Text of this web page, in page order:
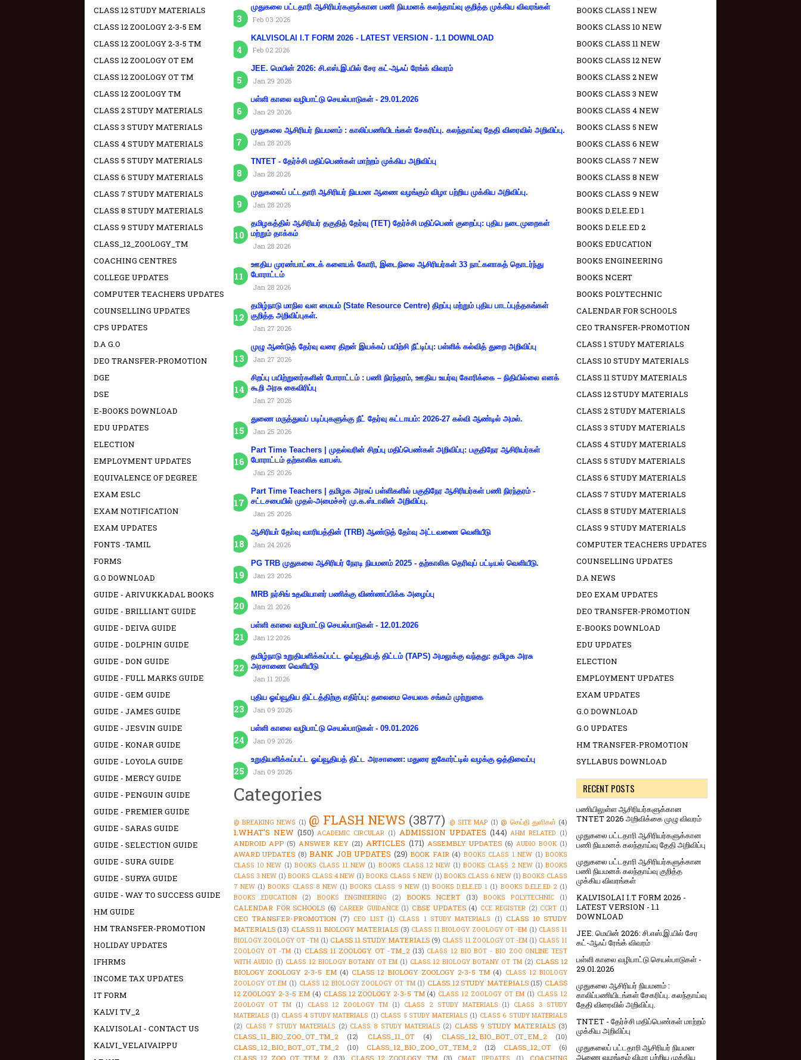
முதுகலை பட்டதாரி ஆசிரியர்களுக்கான பணி நியமனக் கலந்தாய்வு குறித்த முக்கிய விவரங்கள்
Feb 03 2026
KALVISOLAI I.T FORM 2026 - LATEST VERSION - 1.1 DOWNLOAD
Feb 02 2026
JEE. மெயின் 2026: சி.எஸ்.இ.யில் சேர கட்-ஆஃப் ரேங்க் விவரம்
Jan 29 2026
பள்ளி காலை வழிபாட்டு செயல்பாடுகள் - 29.01.2026
Jan 29 2026
முதுகலை ஆசிரியர் நியமனம் : காலிப்பணியிடங்கள் சேகரிப்பு. கலந்தாய்வு தேதி விரைவில் அறிவிப்பு.
Jan 28 2026
TNTET - தேர்ச்சி மதிப்பெண்கள் மாற்றம் முக்கிய அறிவிப்பு
Jan 28 2026
முதுகலைப் பட்டதாரி ஆசிரியர் நியமன ஆணை வழங்கும் விழா பற்றிய முக்கிய அறிவிப்பு.
Jan 28 2026
தமிழகத்தில் ஆசிரியர் தகுதித் தேர்வு (TET) தேர்ச்சி மதிப்பெண் குறைப்பு: புதிய நடைமுறைகள்
மற்றும் தாக்கம்
Jan 28 2026
ஊதிய முரண்பாட்டைக் களையக் கோரி, இடைநிலை ஆசிரியர்கள் 33 நாட்களாகத் தொடர்ந்து
போராட்டம்
Jan 28 2026
தமிழ்நாடு மாநில வள மையம் (State Resource Centre) திறப்பு மற்றும் புதிய பாடப்புத்தகங்கள்
குறித்த அறிவிப்புகள்.
Jan 27 2026
முழு ஆண்டுத் தேர்வு வரை திறன் இயக்கப் பயிற்சி நீட்டிப்பு: பள்ளிக் கல்வித் துறை அறிவிப்பு
Jan 27 2026
சிறப்பு பயிற்றுனர்களின் போராட்டம் : பணி நிரந்தரம், ஊதிய உயர்வு கோரிக்கை – நிதியில்லை எனக்
கூறி அரசு கைவிரிப்பு
Jan 27 2026
துணை மருத்துவப் படிப்புகளுக்கு நீட் தேர்வு கட்டாயம்: 2026-27 கல்வி ஆண்டில் அமல்.
Jan 25 2026
Part Time Teachers | முதல்வரின் சிறப்பு மதிப்பெண்கள் அறிவிப்பு: பகுதிநேர ஆசிரியர்கள்
போராட்டம் தற்காலிக வாபஸ்.
Jan 25 2026
Part Time Teachers | தமிழக அரசுப் பள்ளிகளில் பகுதிநேர ஆசிரியர்கள் பணி நிரந்தரம் -
சட்டசபையில் முதல்-அமைச்சர் மு.க.ஸ்டாலின் அறிவிப்பு.
Jan 25 2026
ஆசிரியா் தோ்வு வாரியத்தின் (TRB) ஆண்டுத் தோ்வு அட்டவணை வெளியீடு
Jan 24 2026
PG TRB முதுகலை ஆசிரியர் நேரடி நியமனம் 2025 - தற்காலிக தெரிவுப் பட்டியல் வெளியீடு.
Jan 23 2026
MRB நர்சிங் உதவியாளர் பணிக்கு விண்ணப்பிக்க அழைப்பு
Jan 21 2026
பள்ளி காலை வழிபாட்டு செயல்பாடுகள் - 12.01.2026
Jan 12 2026
தமிழ்நாடு உறுதியளிக்கப்பட்ட ஓய்வூதியத் திட்டம் (TAPS) அமலுக்கு வந்தது: தமிழக அரசு
அரசாணை வெளியீடு
Jan 11 2026
புதிய ஓய்வூதிய திட்டத்திற்கு எதிர்ப்பு: தலைமை செயலக சங்கம் முற்றுகை
Jan 09 2026
பள்ளி காலை வழிபாட்டு செயல்பாடுகள் - 09.01.2026
Jan 09 2026
உறுதியளிக்கப்பட்ட ஓய்வூதியத் திட்ட அரசாணை: மதுரை ஐகோர்ட்டில் வழக்கு ஒத்திவைப்பு
Jan 09 2026
Categories
@ BREAKING NEWS (1) @ FLASH NEWS (3877) @ SITE MAP (1) @ செய்தி துளிகள் (4)
1.WHAT'S NEW (150) ACADEMIC CIRCULAR (1) ADMISSION UPDATES (144) AHM RELATED (1)
ANDROID APP (5) ANSWER KEY (21) ARTICLES (171) ASSEMBLY UPDATES (6) AUDIO BOOK (1)
AWARD UPDATES (8) BANK JOB UPDATES (29) BOOK FAIR (4) BOOKS CLASS 1 NEW (1) BOOKS
CLASS 10 NEW (1) BOOKS CLASS 11 NEW (1) BOOKS CLASS 12 NEW (1) BOOKS CLASS 2 NEW (1) BOOKS
CLASS 3 NEW (1) BOOKS CLASS 4 NEW (1) BOOKS CLASS 5 NEW (1) BOOKS CLASS 6 NEW (1) BOOKS CLASS
7 NEW (1) BOOKS CLASS 8 NEW (1) BOOKS CLASS 9 NEW (1) BOOKS D.ELE.ED 1 (1) BOOKS D.ELE.ED 2 (1)
BOOKS EDUCATION
(2) BOOKS ENGINEERING (2) BOOKS NCERT (13) BOOKS POLYTECHNIC (1)
CALENDAR FOR SCHOOLS (6) CAREER GUIDANCE (1) CBSE UPDATES (4) CCE REGISTER (2) CCRT (1)
CEO TRANSFER-PROMOTION (7) CEO LIST (1) CLASS 1 STUDY MATERIALS (1) CLASS 10 STUDY
MATERIALS (13) CLASS 11 BIOLOGY MATERIALS (3) CLASS 11 BIOLOGY ZOOLOGY OT -EM (1) CLASS 11
BIOLOGY ZOOLOGY OT -TM (1) CLASS 11 STUDY MATERIALS (9) CLASS 11 ZOOLOGY OT -EM (1) CLASS 11
ZOOLOGY OT -TM (1) CLASS 11 ZOOLOGY OT -TM_2 (13) CLASS 12 BIO BOT - BIO ZOO ONLINE TEST
WITH AUDIO (1) CLASS 12 BIOLOGY BOTANY OT EM (1) CLASS 12 BIOLOGY BOTANY OT TM (2) CLASS 12
BIOLOGY ZOOLOGY 2-3-5 EM (4) CLASS 12 BIOLOGY ZOOLOGY 2-3-5 TM (4) CLASS 12 BIOLOGY
ZOOLOGY OT EM (1) CLASS 12 BIOLOGY ZOOLOGY OT TM (1) CLASS 12 STUDY MATERIALS (15) CLASS
12 ZOOLOGY 2-3-5 EM (4) CLASS 12 ZOOLOGY 2-3-5 TM (4) CLASS 12 ZOOLOGY OT EM (1) CLASS 12
ZOOLOGY OT TM (1) CLASS 12 ZOOLOGY TM (1) CLASS 2 STUDY MATERIALS (1)
CLASS 3 STUDY
MATERIALS (1) CLASS 4 STUDY MATERIALS (1) CLASS 5 STUDY MATERIALS (1) CLASS 6 STUDY MATERIALS
(2) CLASS 7 STUDY MATERIALS (2) CLASS 8 STUDY MATERIALS (2) CLASS 9 STUDY MATERIALS (3)
CLASS_11_BIO_ZOO_OT_TM_2
(12) CLASS_11_OT (4) CLASS_12_BIO_BOT_OT_EM_2
(10)
CLASS_12_BIO_BOT_OT_TM_2
(10) CLASS_12_BIO_ZOO_OT_TEM_2 (12) CLASS_12_OT
(6)
CLASS_12_ZOO_OT_TEM_2
(13) CLASS_12_ZOOLOGY_TM (3) CMAT UPDATES (1) COACHING
CLASS 12 STUDY MATERIALS
CLASS 12 ZOOLOGY 2-3-5 EM
CLASS 12 ZOOLOGY 2-3-5 TM
CLASS 12 ZOOLOGY OT EM
CLASS 12 ZOOLOGY OT TM
CLASS 12 ZOOLOGY TM
CLASS 2 STUDY MATERIALS
CLASS 3 STUDY MATERIALS
CLASS 4 STUDY MATERIALS
CLASS 5 STUDY MATERIALS
CLASS 6 STUDY MATERIALS
CLASS 7 STUDY MATERIALS
CLASS 8 STUDY MATERIALS
CLASS 9 STUDY MATERIALS
CLASS_12_ZOOLOGY_TM
COACHING CENTRES
COLLEGE UPDATES
COMPUTER TEACHERS UPDATES
COUNSELLING UPDATES
CPS UPDATES
D.A G.O
DEO TRANSFER-PROMOTION
DGE
DSE
E-BOOKS DOWNLOAD
EDU UPDATES
ELECTION
EMPLOYMENT UPDATES
EQUIVALENCE OF DEGREE
EXAM ESLC
EXAM NOTIFICATION
EXAM UPDATES
FONTS -TAMIL
FORMS
G.O DOWNLOAD
GUIDE - ARIVUKKADAL BOOKS
GUIDE - BRILLIANT GUIDE
GUIDE - DEIVA GUIDE
GUIDE - DOLPHIN GUIDE
GUIDE - DON GUIDE
GUIDE - FULL MARKS GUIDE
GUIDE - GEM GUIDE
GUIDE - JAMES GUIDE
GUIDE - JESVIN GUIDE
GUIDE - KONAR GUIDE
GUIDE - LOYOLA GUIDE
GUIDE - MERCY GUIDE
GUIDE - PENGUIN GUIDE
GUIDE - PREMIER GUIDE
GUIDE - SARAS GUIDE
GUIDE - SELECTION GUIDE
GUIDE - SURA GUIDE
GUIDE - SURYA GUIDE
GUIDE - WAY TO SUCCESS GUIDE
HM GUIDE
HM TRANSFER-PROMOTION
HOLIDAY UPDATES
IFHRMS
INCOME TAX UPDATES
IT FORM
KALVI TV_2
KALVISOLAI - CONTACT US
KALVI_VELAIVAIPPU
BOOKS CLASS 1 NEW
BOOKS CLASS 10 NEW
BOOKS CLASS 11 NEW
BOOKS CLASS 12 NEW
BOOKS CLASS 2 NEW
BOOKS CLASS 3 NEW
BOOKS CLASS 4 NEW
BOOKS CLASS 5 NEW
BOOKS CLASS 6 NEW
BOOKS CLASS 7 NEW
BOOKS CLASS 8 NEW
BOOKS CLASS 9 NEW
BOOKS D.ELE.ED 1
BOOKS D.ELE.ED 2
BOOKS EDUCATION
BOOKS ENGINEERING
BOOKS NCERT
BOOKS POLYTECHNIC
CALENDAR FOR SCHOOLS
CEO TRANSFER-PROMOTION
CLASS 1 STUDY MATERIALS
CLASS 10 STUDY MATERIALS
CLASS 11 STUDY MATERIALS
CLASS 12 STUDY MATERIALS
CLASS 2 STUDY MATERIALS
CLASS 3 STUDY MATERIALS
CLASS 4 STUDY MATERIALS
CLASS 5 STUDY MATERIALS
CLASS 6 STUDY MATERIALS
CLASS 7 STUDY MATERIALS
CLASS 8 STUDY MATERIALS
CLASS 9 STUDY MATERIALS
COMPUTER TEACHERS UPDATES
COUNSELLING UPDATES
D.A NEWS
DEO EXAM UPDATES
DEO TRANSFER-PROMOTION
E-BOOKS DOWNLOAD
EDU UPDATES
ELECTION
EMPLOYMENT UPDATES
EXAM UPDATES
G.O DOWNLOAD
G.O UPDATES
HM TRANSFER-PROMOTION
SYLLABUS DOWNLOAD
RECENT POSTS
பணியிலுள்ள ஆசிரியர்களுக்கான
TNTET 2026 அறிவிக்கை முழு விவரம்
முதுகலை பட்டதாரி ஆசிரியர்களுக்கான
பணி நியமனக் கலந்தாய்வு தேதி அறிவிப்பு
முதுகலை பட்டதாரி ஆசிரியர்களுக்கான
பணி நியமனக் கலந்தாய்வு குறித்த
முக்கிய விவரங்கள்
KALVISOLAI I.T FORM 2026 -
LATEST VERSION - 1.1
DOWNLOAD
JEE. மெயின் 2026: சி.எஸ்.இ.யில் சேர
கட்-ஆஃப் ரேங்க் விவரம்
பள்ளி காலை வழிபாட்டு செயல்பாடுகள் -
29.01.2026
முதுகலை ஆசிரியர் நியமனம் :
காலிப்பணியிடங்கள் சேகரிப்பு. கலந்தாய்வு
தேதி விரைவில் அறிவிப்பு.
TNTET - தேர்ச்சி மதிப்பெண்கள் மாற்றம்
முக்கிய அறிவிப்பு
முதுகலைப் பட்டதாரி ஆசிரியர் நியமன
ஆணை வழங்கும் விழா பற்றிய முக்கிய